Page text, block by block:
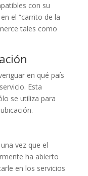
con su
el “carrito de la
tales como
en qué país
Esta
se utiliza para
vez que el
ha abierto
en los servicios